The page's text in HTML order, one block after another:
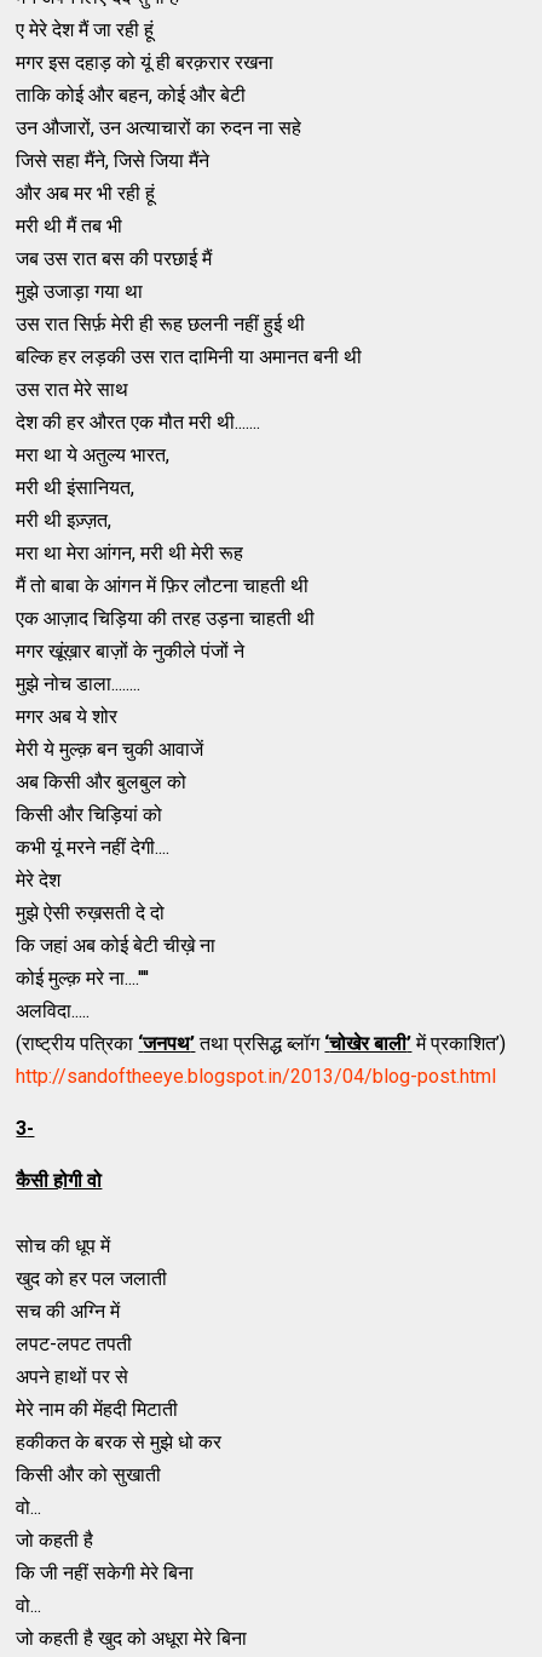
ए मेरे देश मैं जा रही हूं
मगर इस दहाड़ को यूं ही बरक़रार रखना
ताकि कोई और बहन, कोई और बेटी
उन औजारों, उन अत्याचारों का रुदन ना सहे
जिसे सहा मैंने, जिसे जिया मैंने
और अब मर भी रही हूं
मरी थी मैं तब भी
जब उस रात बस की परछाई मैं
मुझे उजाड़ा गया था
उस रात सिर्फ़ मेरी ही रूह छलनी नहीं हुई थी
बल्कि हर लड़की उस रात दामिनी या अमानत बनी थी
उस रात मेरे साथ
देश की हर औरत एक मौत मरी थी.......
मरा था ये अतुल्य भारत,
मरी थी इंसानियत,
मरी थी इज़्ज़त,
मरा था मेरा आंगन, मरी थी मेरी रूह
मैं तो बाबा के आंगन में फ़िर लौटना चाहती थी
एक आज़ाद चिड़िया की तरह उड़ना चाहती थी
मगर खूंख़ार बाज़ों के नुकीले पंजों ने
मुझे नोच डाला........
मगर अब ये शोर
मेरी ये मुल्क़ बन चुकी आवाजें
अब किसी और बुलबुल को
किसी और चिड़ियां को
कभी यूं मरने नहीं देगी....
मेरे देश
मुझे ऐसी रुख़सती दे दो
कि जहां अब कोई बेटी चीख़े ना
कोई मुल्क़ मरे ना....''''
अलविदा.....
(राष्ट्रीय पत्रिका ‘जनपथ’तथा प्रसिद्ध ब्लॉग ‘चोखेर बाली’में प्रकाशित’)
http://sandoftheeye.blogspot.in/2013/04/blog-post.html
3-
कैसी होगी वो
सोच की धूप में
खुद को हर पल जलाती
सच की अग्नि में
लपट-लपट तपती
अपने हाथों पर से
मेरे नाम की मेंहदी मिटाती
हकीकत के बरक से मुझे धो कर
किसी और को सुखाती
वो...
जो कहती है
कि जी नहीं सकेगी मेरे बिना
वो...
जो कहती है खुद को अधूरा मेरे बिना